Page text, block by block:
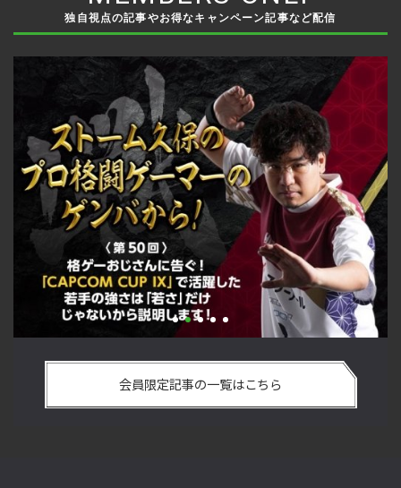
独自視点の記事やお得なキャンペーン記事など配信
の強さは 「若さ」だけじゃないから説明します！【ストーム
久保のプロ格闘ゲーマーのゲンバから！ 第50回】
会員限定記事の一覧はこちら